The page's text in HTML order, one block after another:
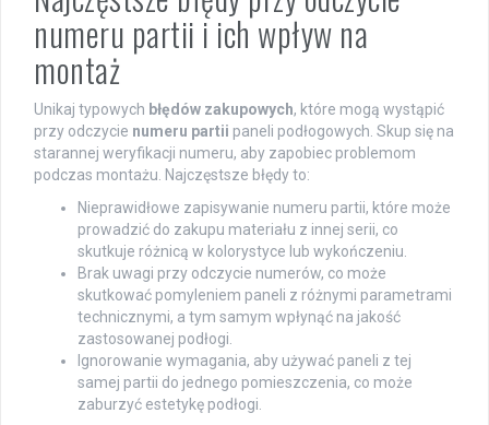
numeru partii i ich wpływ na
montaż
Unikaj typowych błędów zakupowych, które mogą wystąpić
przy odczycie numeru partii paneli podłogowych. Skup się na
starannej weryfikacji numeru, aby zapobiec problemom
podczas montażu. Najczęstsze błędy to:
Nieprawidłowe zapisywanie numeru partii, które może
prowadzić do zakupu materiału z innej serii, co
skutkuje różnicą w kolorystyce lub wykończeniu.
Brak uwagi przy odczycie numerów, co może
skutkować pomyleniem paneli z różnymi parametrami
technicznymi, a tym samym wpłynąć na jakość
zastosowanej podłogi.
Ignorowanie wymagania, aby używać paneli z tej
samej partii do jednego pomieszczenia, co może
zaburzyć estetykę podłogi.